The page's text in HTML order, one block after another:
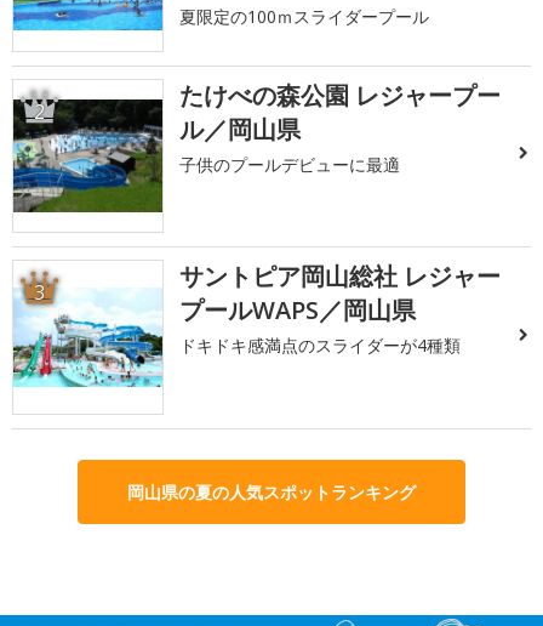
夏限定の100ｍスライダープール
2
たけべの森公園 レジャープー
ル／岡山県
子供のプールデビューに最適
3
サントピア岡山総社 レジャー
プールWAPS／岡山県
ドキドキ感満点のスライダーが4種類
岡山県の夏の人気スポットランキング